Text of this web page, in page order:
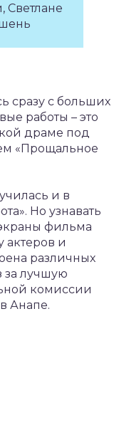
Светлане
сразу с больших
работы – это
драме под
«Прощальное
и в
Но узнавать
фильма
актеров и
различных
за лучшую
комиссии
Анапе.